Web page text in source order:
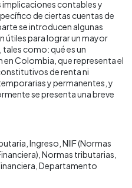
implicaciones contables y
de ciertas cuentas de
se introducen algunas
útiles para lograr un mayor
como: qué es un
Colombia, que representa el
de renta ni
y permanentes, y
se presenta una breve
Ingreso NIIF (Normas
Normas tributarias
Departamento